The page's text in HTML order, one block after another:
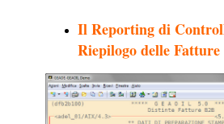
Il Reporting di
Riepilogo delle